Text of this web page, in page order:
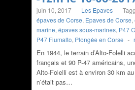
juin 10, 2017 - Les Epaves -
épaves de Corse, Epaves de Corse,
marine, épaves sous-marines, P47
P47 Fiumalto, Plongée en Corse -
En 1944, le terrain d’Alto-Folelli
français et 90 P-47 américains,
Alto-Folelli est à environ 30 km
n’était pas…